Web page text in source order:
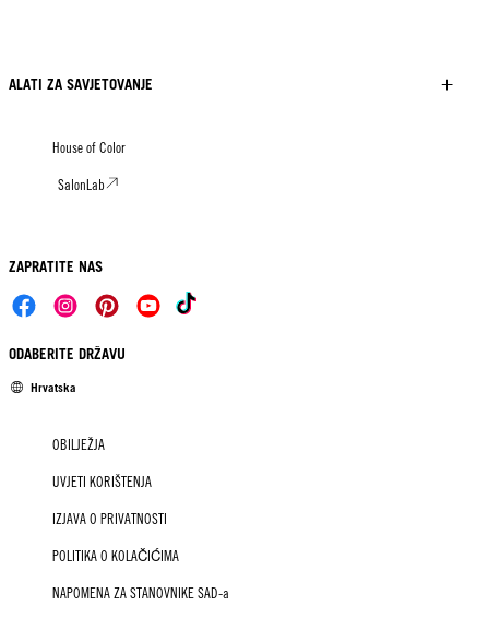
ALATI ZA SAVJETOVANJE
House of Color
SalonLab
ZAPRATITE NAS
ODABERITE DRŽAVU
Hrvatska
OBILJEŽJA
UVJETI KORIŠTENJA
IZJAVA O PRIVATNOSTI
POLITIKA O KOLAČIĆIMA
NAPOMENA ZA STANOVNIKE SAD-a